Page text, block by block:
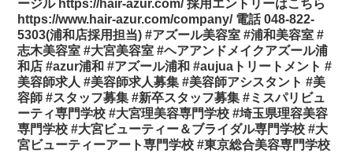
ージル https://hair-azur.com/ 採用エントリーはこちら
https://www.hair-azur.com/company/ 電話 048-822-
5303(浦和店採用担当) #アズール美容室 #浦和美容室 #
志木美容室 #大宮美容室 #ヘアアンドメイクアズール浦
和店 #azur浦和 #アズール浦和 #aujuaトリートメント #
美容師求人 #美容師求人募集 #美容師アシスタント #美
容師 #スタッフ募集 #新卒スタッフ募集 #ミスパリビュ
ーティ専門学校 #大宮理美容専門学校 #埼玉県理容美容
専門学校 #大宮ビューティー＆ブライダル専門学校 #大
宮ビューティーアート専門学校 #東京総合美容専門学校